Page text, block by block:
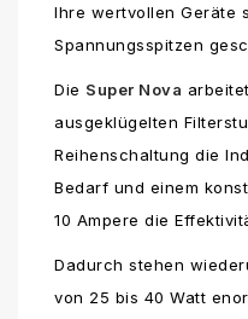
Ihre wertvollen Geräte
Spannungsspitzen
Die Super Nova
ausgeklügelten
Reihenschaltung die
Bedarf und einem
10 Ampere die
Dadurch stehen
von 25 bis 40 Watt